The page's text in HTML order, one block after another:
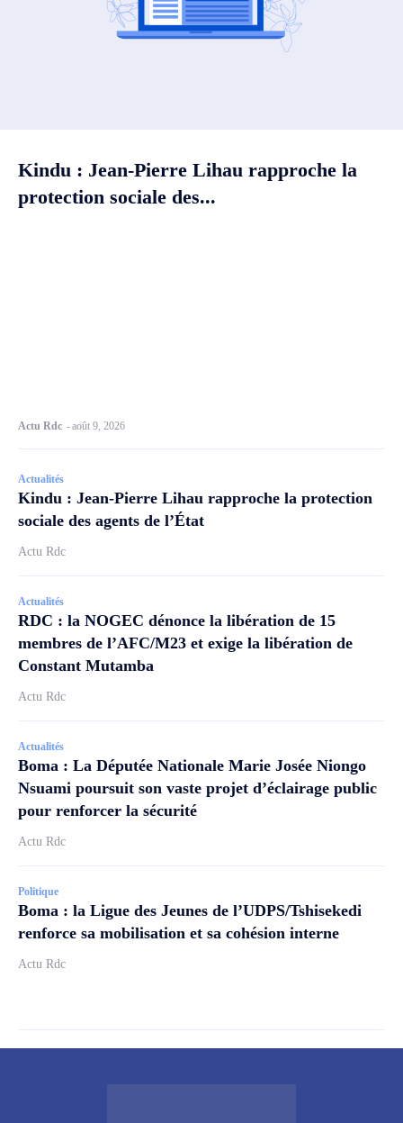
Kindu : Jean-Pierre Lihau rapproche la
protection sociale des...
Actu Rdc -août 9, 2026
Actualités
Kindu : Jean-Pierre Lihau rapproche la protection
sociale des agents de l’État
Actu Rdc
Actualités
RDC : la NOGEC dénonce la libération de 15
membres de l’AFC/M23 et exige la libération de
Constant Mutamba
Actu Rdc
Actualités
Boma : La Députée Nationale Marie Josée Niongo
Nsuami poursuit son vaste projet d’éclairage public
pour renforcer la sécurité
Actu Rdc
Politique
Boma : la Ligue des Jeunes de l’UDPS/Tshisekedi
renforce sa mobilisation et sa cohésion interne
Actu Rdc